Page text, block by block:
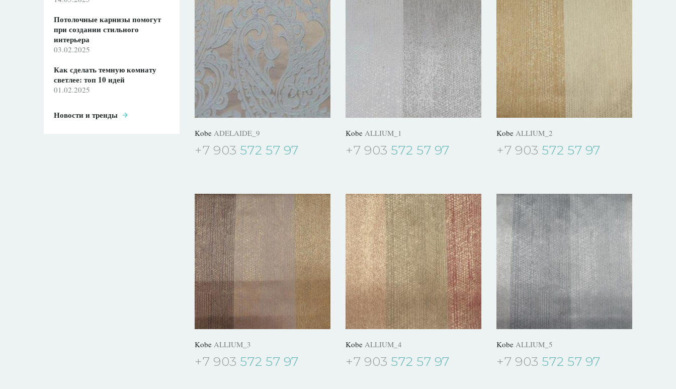
Потолочные карнизы помогут
при создании стильного
интерьера
03.02.2025
Как сделать темную комнату
светлее: топ 10 идей
01.02.2025
Новости и тренды
Kobe ADELAIDE_9
+7 903 572 57 97
Kobe ALLIUM_1
+7 903 572 57 97
Kobe ALLIUM_2
+7 903 572 57 97
Kobe ALLIUM_3
+7 903 572 57 97
Kobe ALLIUM_4
+7 903 572 57 97
Kobe ALLIUM_5
+7 903 572 57 97